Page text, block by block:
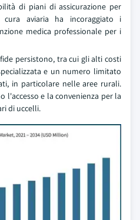
di piani di assicurazione per
aviaria ha incoraggiato i
medica professionale per i
persistono, tra cui gli alti costi
e un numero limitato
in particolare nelle aree rurali.
l'accesso e la convenienza per la
di uccelli.